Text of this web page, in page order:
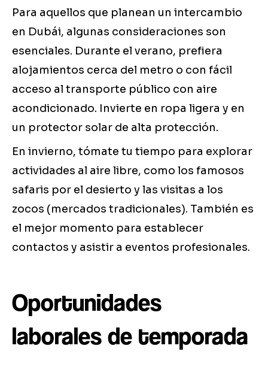
Para aquellos que planean un intercambio
en Dubái, algunas consideraciones son
esenciales. Durante el verano, prefiera
alojamientos cerca del metro o con fácil
acceso al transporte público con aire
acondicionado. Invierte en ropa ligera y en
un protector solar de alta protección.
En invierno, tómate tu tiempo para explorar
actividades al aire libre, como los famosos
safaris por el desierto y las visitas a los
zocos (mercados tradicionales). También es
el mejor momento para establecer
contactos y asistir a eventos profesionales.
Oportunidades
laborales de temporada